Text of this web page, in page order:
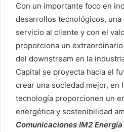
Con un importante foco en
desarrollos tecnológicos, una
servicio al cliente y con el
proporciona un
del downstream en la
Capital se proyecta hacia el
crear una sociedad mejor, en
tecnología proporcionen un
energética y sostenibilidad
Comunicaciones IM2